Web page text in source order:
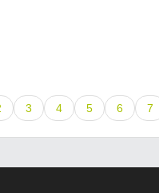
3 4 5 6 7